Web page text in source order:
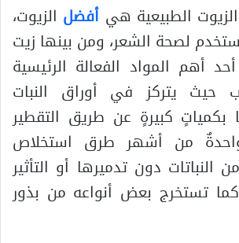
الطبيعية هي أفضل الزيوت،
لصحة الشعر، ومن بينها زيت
أهم المواد الفعالة الرئيسية
حيث يتركز في أوراق النبات
كبيرةٍ عن طريق التقطير
من أشهر طرق استخلاص
النباتات دون تدميرها أو التأثير
تستخرج بعض أنواعه من بذور